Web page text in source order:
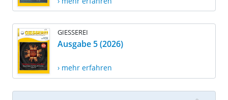
GIESSEREI
Ausgabe 5 (2026)
› mehr erfahren